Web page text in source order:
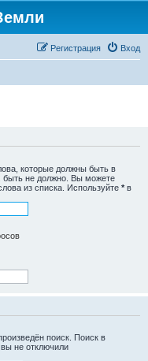
Вход
Регистрация
которые должны быть в
быть не должно. Вы можете
из списка. Используйте * в
поиск. Поиск в
не отключили